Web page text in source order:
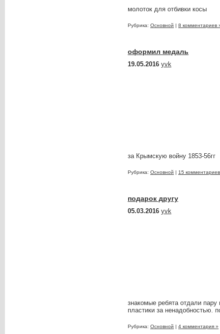
молоток для отбивки косы
Рубрика: Основной | 8 комментариев
оформил медаль
19.05.2016 yvk
за Крымскую войну 1853-56гг
Рубрика: Основной | 15
подарок другу
05.03.2016 yvk
знакомые ребята отдали
пластики за ненадобностью.
Рубрика: Основной | 4 комментария »